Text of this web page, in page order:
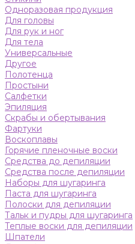
Одноразовая продукция
Для головы
Для рук и ног
Для тела
Универсальные
Другое
Полотенца
Простыни
Салфетки
Эпиляция
Скрабы и обертывания
Фартуки
Воскоплавы
Горячие пленочные воски
Средства до депиляции
Средства после депиляции
Наборы для шугаринга
Паста для шугаринга
Полоски для депиляции
Тальк и пудры для шугаринга
Теплые воски для депиляции
Шпатели